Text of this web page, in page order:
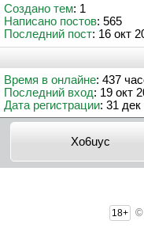
Создано тем: 1
Написано постов: 565
Последний пост: 16 окт
Время в онлайне: 437
Последний вход: 19 окт
Дата регистрации: 31
Xo6uyc
18+ ©